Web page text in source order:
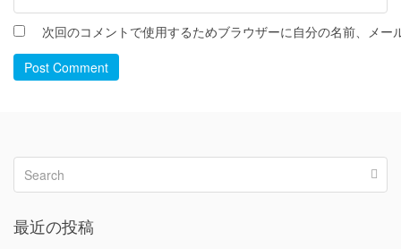
次回のコメントで使用するためブラウザーに自分の名前、メー
Post Comment
最近の投稿